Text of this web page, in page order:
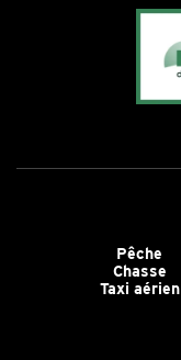
Pêche
Chasse
Taxi aérien